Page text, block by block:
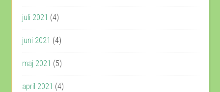
juli 2021 (4)
juni 2021 (4)
maj 2021 (5)
april 2021 (4)